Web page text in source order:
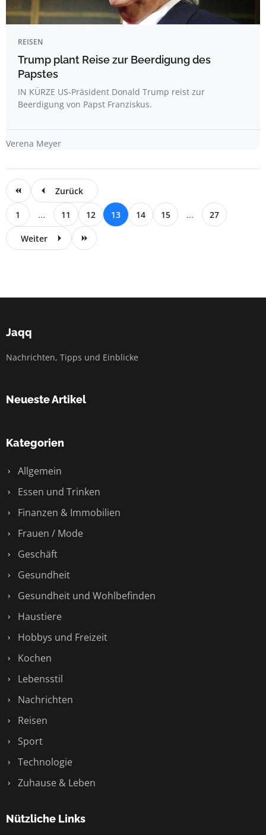
REISEN
Trump plant Reise zur Beerdigung des
Papstes
IN KÜRZE US-Präsident Donald Trump reist zur
Beerdigung von Papst Franziskus.
Verena Meyer
Zurück
1 ... 11 12 13 14 15 ... 27
Weiter
Jaqq
Nachrichten, Tipps und Einblicke
Neueste Artikel
Kategorien
Allgemein
Essen und Trinken
Finanzen & Immobilien
Frauen / Mode
Geschäft
Gesundheit
Gesundheit und Wohlbefinden
Haustiere
Hobbys und Freizeit
Kochen
Lebensstil
Nachrichten
Reisen
Sport
Technologie
Zuhause & Leben
Nützliche Links